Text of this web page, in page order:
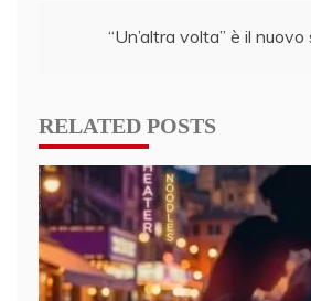
“Un’altra volta” è il
RELATED POSTS